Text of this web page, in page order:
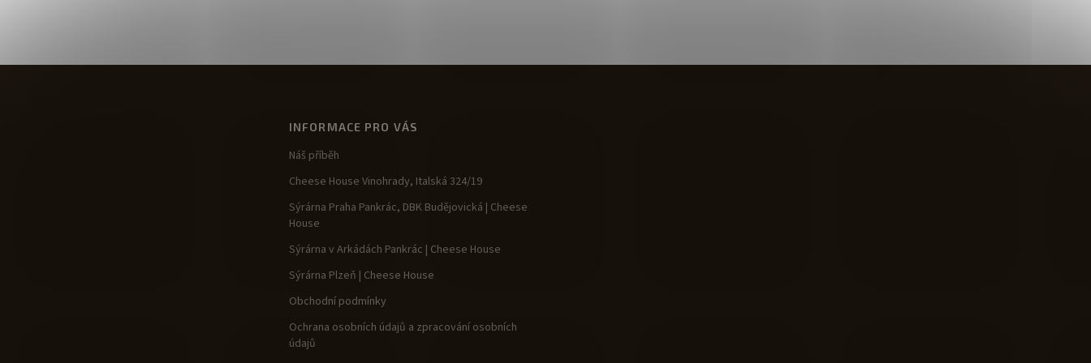
INFORMACE PRO VÁS
Náš příběh
Cheese House Vinohrady, Italská 324/19
Sýrárna Praha Pankrác, DBK Budějovická | Cheese
House
Sýrárna v Arkádách Pankrác | Cheese House
Sýrárna Plzeň | Cheese House
Obchodní podmínky
Ochrana osobních údajů a zpracování osobních
údajů